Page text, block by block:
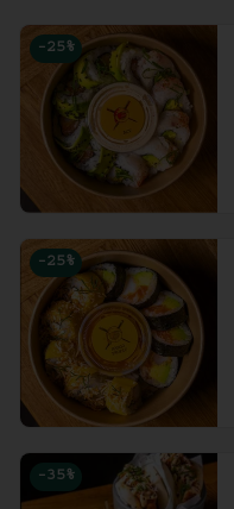
-25 %
-25 %
-35 %